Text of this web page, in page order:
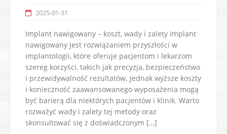
2025-01-31
Implant nawigowany – koszt, wady i zalety Implant
nawigowany jest rozwiązaniem przyszłości w
implantologii, które oferuje pacjentom i lekarzom
szereg korzyści, takich jak precyzja, bezpieczeństwo
i przewidywalność rezultatów. Jednak wyższe koszty
i konieczność zaawansowanego wyposażenia mogą
być barierą dla niektórych pacjentów i klinik. Warto
rozważyć wady i zalety tej metody oraz
skonsultować się z doświadczonym […]